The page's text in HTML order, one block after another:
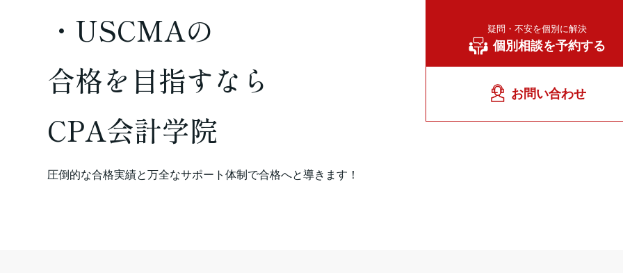
・USCMAの
合格を 目指すなら
CPA会計学院
圧倒的な合格実績と万全なサポート体制で合格へと導きます！
疑問・不安を個別に解決
個別相談を予約する
お問い合わせ